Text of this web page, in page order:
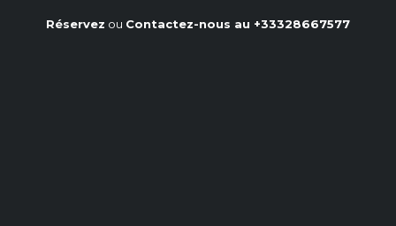
Réservez ou Contactez-nous au +33328667577